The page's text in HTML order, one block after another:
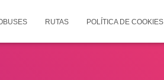
RUTAS POLÍTICA DE COOKIES